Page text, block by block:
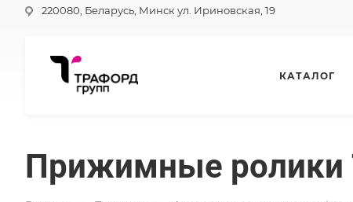
220080, Беларусь, Минск ул. Ириновская, 19
КАТАЛОГ
Прижимные ролики